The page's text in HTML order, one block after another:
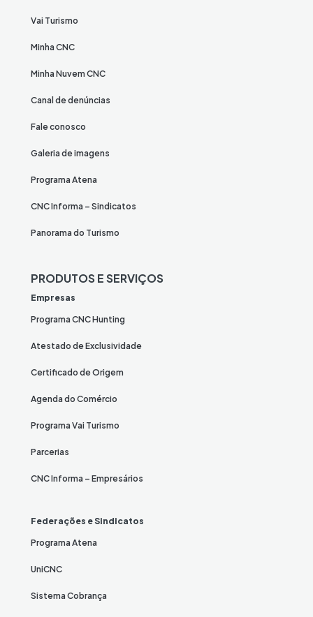
Vai Turismo
Minha CNC
Minha Nuvem CNC
Canal de denúncias
Fale conosco
Galeria de imagens
Programa Atena
CNC Informa – Sindicatos
Panorama do Turismo
PRODUTOS E SERVIÇOS
Empresas
Programa CNC Hunting
Atestado de Exclusividade
Certificado de Origem
Agenda do Comércio
Programa Vai Turismo
Parcerias
CNC Informa – Empresários
Federações e Sindicatos
Programa Atena
UniCNC
Sistema Cobrança